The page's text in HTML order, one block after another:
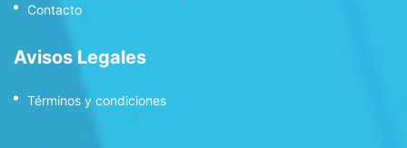
Contacto
Avisos Legales
Términos y condiciones